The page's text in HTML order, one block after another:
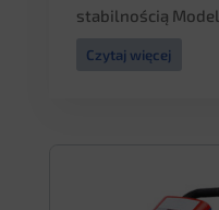
stabilnością
Czytaj więcej